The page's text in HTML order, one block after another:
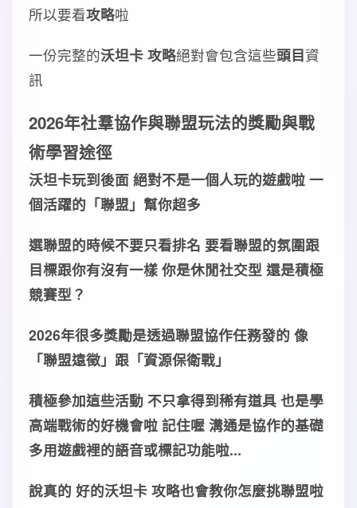
所以要看攻略啦
一份完整的沃坦卡 攻略絕對會包含這些頭目資
訊
2026年社羣協作與聯盟玩法的獎勵與戰
術學習途徑
沃坦卡玩到後面 絕對不是一個人玩的遊戲啦 一
個活躍的「聯盟」幫你超多
選聯盟的時候不要只看排名 要看聯盟的氛圍跟
目標跟你有沒有一樣 你是休閒社交型 還是積極
競賽型？
2026年很多獎勵是透過聯盟協作任務發的 像
「聯盟遠徵」跟「資源保衛戰」
積極參加這些活動 不只拿得到稀有道具 也是學
高端戰術的好機會啦 記住喔 溝通是協作的基礎
多用遊戲裡的語音或標記功能啦...
說真的 好的沃坦卡 攻略也會教你怎麼挑聯盟啦